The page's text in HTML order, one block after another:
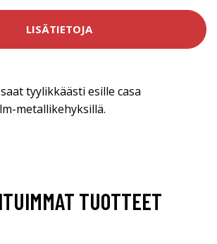
LISÄTIETOJA
tyylikkäästi esille casa
metallikehyksillä.
TUOTTEET